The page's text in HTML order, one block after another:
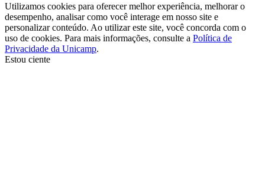
Utilizamos cookies para oferecer melhor experiência, melhorar o
desempenho, analisar como você interage em nosso site e
personalizar conteúdo. Ao utilizar este site, você concorda com o
uso de cookies. Para mais informações, consulte a Política de
Privacidade da Unicamp.
Estou ciente